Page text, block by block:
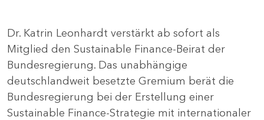
Dr. Katrin Leonhardt verstärkt ab sofort als
Mitglied den Sustainable Finance-Beirat der
Bundesregierung. Das unabhängige
deutschlandweit besetzte Gremium berät die
Bundesregierung bei der Erstellung einer
Sustainable Finance-Strategie mit internationaler